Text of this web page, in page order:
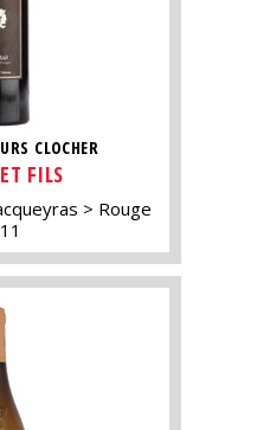
CLOCHER
FILS
Rouge